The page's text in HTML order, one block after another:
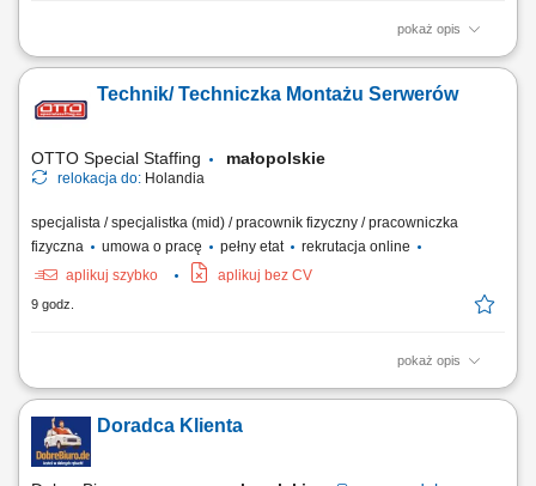
pokaż opis
Praca w firmie oznacza pracę w szybko rozwijającej się,
środowiska, w którym liczą się innowacje i rozwój. Jasne procesy i
praca zespołowa pomagają ludziom skutecznie współpracować. Masz
Technik/ Techniczka Montażu Serwerów
OTTO Special Staffing małopolskie
relokacja do: Holandia
specjalista / specjalistka (mid) / pracownik fizyczny / pracowniczka
fizyczna
umowa o pracę pełny etat
rekrutacja online
aplikuj szybko
aplikuj bez CV
9 godz.
pokaż opis
Opis stanowiska: składanie i przygotowywanie serwerów oraz urządzeń
montażowych z zachowaniem obowiązujących norm jakościowych,
realizacja planów produkcyjnych i terminowe przygotowywanie
Doradca Klienta